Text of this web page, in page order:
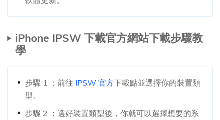
iPhone IPSW 下載官方網站下載步驟教
學
步驟 1 ：前往 IPSW 官方下載點並選擇你的裝置類
型。
步驟 2 ：選好裝置類型後，你就可以選擇想要的系